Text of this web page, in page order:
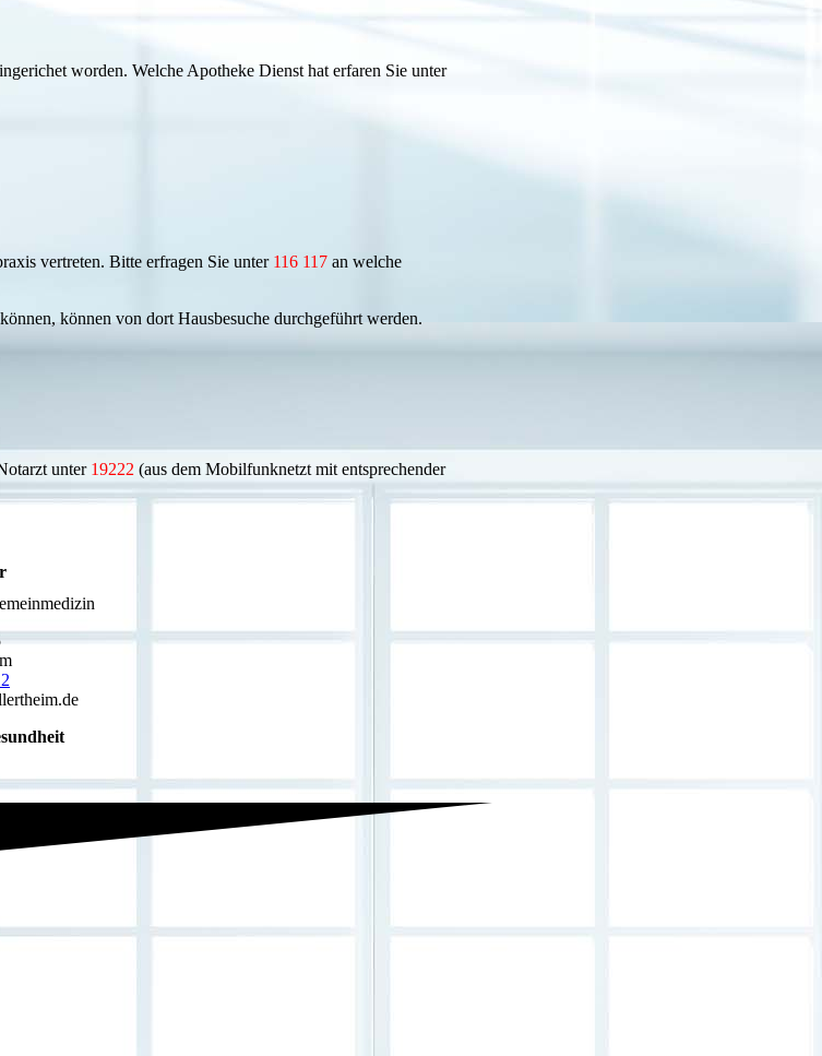
worden. Welche Apotheke Dienst hat erfaren Sie unter
vertreten. Bitte erfragen Sie unter 116 117 an welche
können von dort Hausbesuche durchgeführt werden.
unter 19222 (aus dem Mobilfunknetzt mit entsprechender